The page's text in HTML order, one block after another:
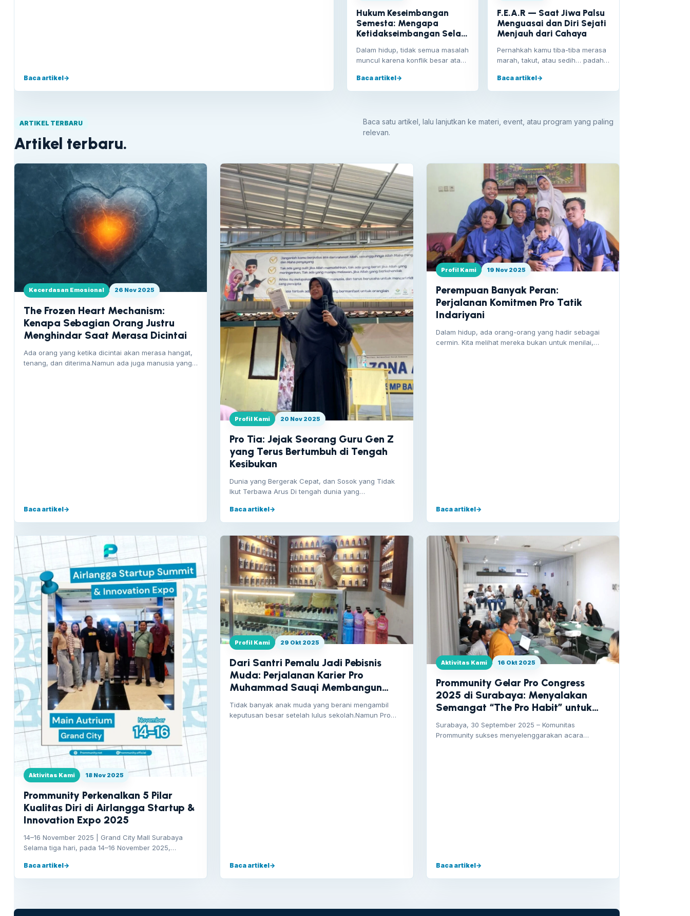
Baca artikel→
Hukum Keseimbangan
Semesta: Mengapa
Ketidakseimbangan Selalu
Dalam hidup, tidak semua masalah
muncul karena konflik besar atau
lahir dari…
Baca artikel→
F.E.A.R — Saat Jiwa Palsu
Menguasai dan Diri Sejati
Menjauh dari Cahaya
Pernahkah kamu tiba-tiba merasa
marah, takut, atau sedih… padahal
Baru ditinggal…
Baca artikel→
ARTIKEL TERBARU
Artikel terbaru.
Baca satu artikel, lalu lanjutkan ke materi, event, atau program yang paling
relevan.
Kecerdasan Emosional 26 Nov 2025
The Frozen Heart Mechanism:
Kenapa Sebagian Orang Justru
Menghindar Saat Merasa Dicintai
Ada orang yang ketika dicintai akan merasa hangat,
tenang, dan diterima.Namun ada juga manusia yang…
Baca artikel→
Profil Kami 20 Nov 2025
Pro Tia: Jejak Seorang Guru Gen Z
yang Terus Bertumbuh di Tengah
Kesibukan
Dunia yang Bergerak Cepat, dan Sosok yang Tidak
Ikut Terbawa Arus Di tengah dunia yang…
Baca artikel→
Profil Kami 19 Nov 2025
Perempuan Banyak Peran:
Perjalanan Komitmen Pro Tatik
Indariyani
Dalam hidup, ada orang-orang yang hadir sebagai
cermin. Kita melihat mereka bukan untuk menilai,
Baca artikel→
Aktivitas Kami 18 Nov 2025
Prommunity Perkenalkan 5 Pilar
Kualitas Diri di Airlangga Startup &
Innovation Expo 2025
14–16 November 2025 | Grand City Mall Surabaya
Selama tiga hari, pada 14–16 November 2025,…
Baca artikel→
Profil Kami 29 Okt 2025
Dari Santri Pemalu Jadi Pebisnis
Muda: Perjalanan Karier Pro
Muhammad Sauqi Membangun
Bisnis Parfum di Usia 19 Tahun
Tidak banyak anak muda yang berani mengambil
keputusan besar setelah lulus sekolah.Namun Pro
Baca artikel→
Aktivitas Kami 16 Okt 2025
Prommunity Gelar Pro Congress
2025 di Surabaya: Menyalakan
Semangat “The Pro Habit” untuk
Generasi Emas
Surabaya, 30 September 2025 – Komunitas
Prommunity sukses menyelenggarakan acara
Baca artikel→